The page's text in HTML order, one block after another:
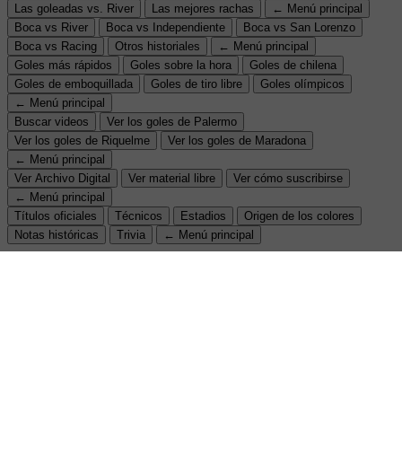
Las goleadas vs. River
Las mejores rachas
← Menú principal
Boca vs River
Boca vs Independiente
Boca vs San Lorenzo
Boca vs Racing
Otros historiales
← Menú principal
Goles más rápidos
Goles sobre la hora
Goles de chilena
Goles de emboquillada
Goles de tiro libre
Goles olímpicos
← Menú principal
Buscar videos
Ver los goles de Palermo
Ver los goles de Riquelme
Ver los goles de Maradona
← Menú principal
Ver Archivo Digital
Ver material libre
Ver cómo suscribirse
← Menú principal
Títulos oficiales
Técnicos Estadios
Origen de los colores
Notas históricas
Trivia ← Menú principal